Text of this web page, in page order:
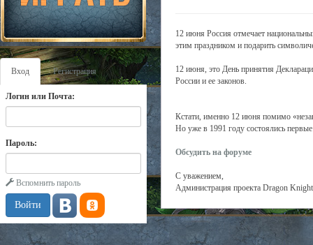
Вход Регистрация
Логин или Почта:
Пароль:
Вспомнить пароль
12 июня Россия отмечает
этим праздником и подарить
12 июня, это День принятия
России и ее законов.
Кстати, именно 12 июня помимо
Но уже в 1991 году состоялись
Обсудить на форуме
С уважением,
Администрация проекта Dragon Knight